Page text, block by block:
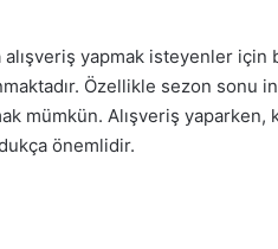
alışveriş yapmak isteyenler
Özellikle sezon sonu
mümkün. Alışveriş yaparken,
önemlidir.